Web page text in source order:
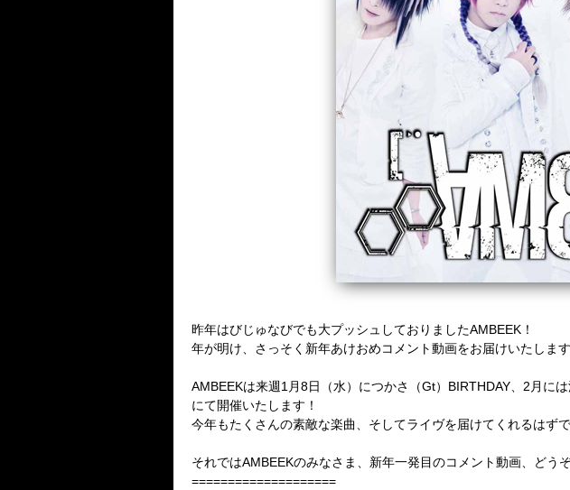
昨年はびじゅなびでも大プッシュしておりましたAMBEEK！
年が明け、さっそく新年あけおめコメント動画をお届けいたします
AMBEEKは来週1月8日（水）につかさ（Gt）BIRTHDAY、2月に
にて開催いたします！
今年もたくさんの素敵な楽曲、そしてライヴを届けてくれるはず
それではAMBEEKのみなさま、新年一発目のコメント動画、どう
====================